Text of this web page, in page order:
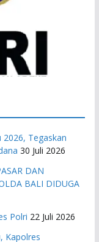
2026, Tegaskan
30 Juli 2026
DAN
BALI DIDUGA
Polri 22 Juli 2026
Kapolres